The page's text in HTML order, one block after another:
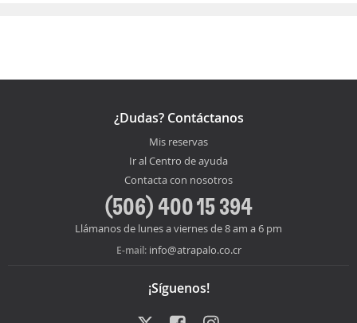
¿Dudas? Contáctanos
Mis reservas
Ir al Centro de ayuda
Contacta con nosotros
(506) 400 15 394
Llámanos de lunes a viernes de 8 am a 6 pm
E-mail: info@atrapalo.co.cr
¡Síguenos!